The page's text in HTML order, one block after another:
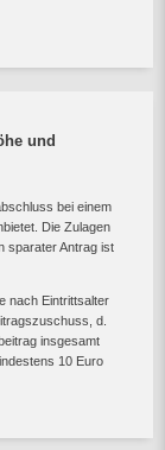
und
bei einem
Die Zulagen
sparater Antrag ist
nach Eintrittsalter
d.
insgesamt
10 Euro